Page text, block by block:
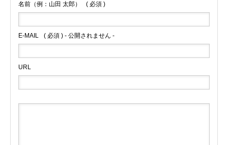
名前（例：山田 太郎） ( 必須 )
E-MAIL ( 必須 ) - 公開されません -
URL